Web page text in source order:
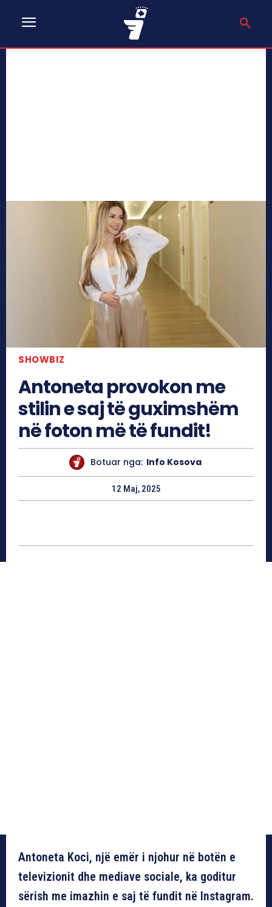
SHOWBIZ
Antoneta provokon me
stilin e saj të guximshëm
në foton më të fundit!
Botuar nga: Info Kosova
12 Maj, 2025
Antoneta Koci, një emër i njohur në botën e
televizionit dhe mediave sociale, ka goditur
sërish me imazhin e saj të fundit në Instagram.